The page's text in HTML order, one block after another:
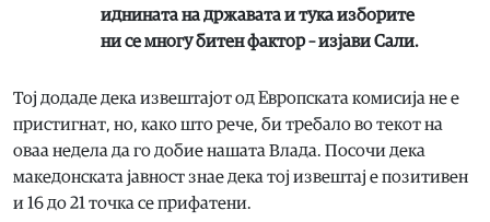
иднината на државата и тука изборите
ни се многу битен фактор – изјави Сали.
Тој додаде дека извештајот од Европската комисија не е
пристигнат, но, како што рече, би требало во текот на
оваа недела да го добие нашата Влада. Посочи дека
македонската јавност знае дека тој извештај е позитивен
и 16 до 21 точка се прифатени.